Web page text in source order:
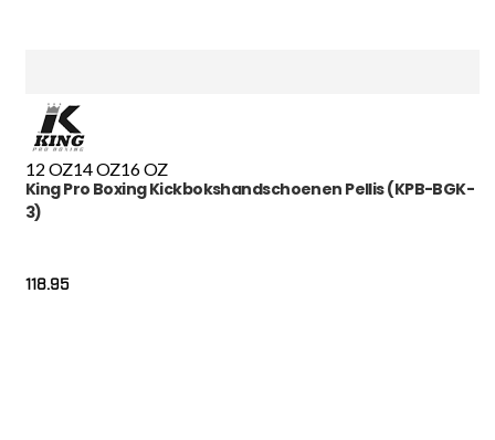
12 OZ14 OZ16 OZ
King Pro Boxing Kickbokshandschoenen Pellis (KPB-BGK-
3)
118.95